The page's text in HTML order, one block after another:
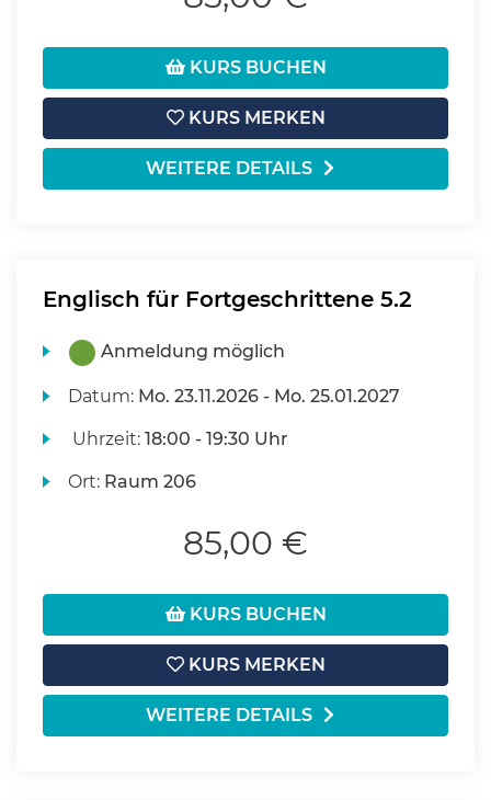
KURS BUCHEN
KURS MERKEN
WEITERE DETAILS
Englisch für Fortgeschrittene 5.2
Anmeldung möglich
Datum: Mo. 23.11.2026 - Mo. 25.01.2027
Uhrzeit:18:00 - 19:30 Uhr
Ort: Raum 206
85,00 €
KURS BUCHEN
KURS MERKEN
WEITERE DETAILS